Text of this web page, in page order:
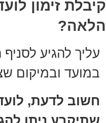
קיבלת זימון
הלאה?
עליך להגיע
במועד ובמיקום
חשוב לדעת,